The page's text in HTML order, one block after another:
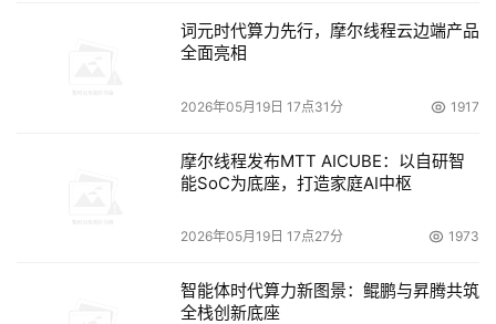
词元时代算力先行，摩尔线程云边端产品
全面亮相
2026年05月19日 17点31分 1917
摩尔线程发布MTT AICUBE：以自研智
能SoC为底座，打造家庭AI中枢
2026年05月19日 17点27分 1973
智能体时代算力新图景：鲲鹏与昇腾共筑
全栈创新底座